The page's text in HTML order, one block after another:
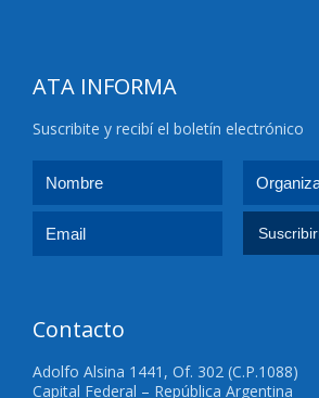
ATA INFORMA
Suscribite y recibí el boletín electrónico
Contacto
Adolfo Alsina 1441, Of. 302 (C.P.1088)
Capital Federal – República Argentina